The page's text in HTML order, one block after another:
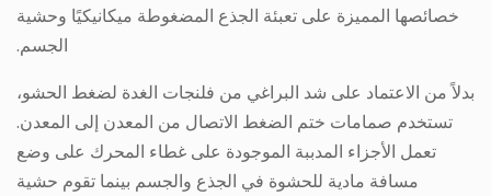
خصائصها المميزة على تعبئة الجذع المضغوطة ميكانيكيًا وحشية
الجسم.
بدلاً من الاعتماد على شد البراغي من فلنجات الغدة لضغط الحشو،
تستخدم صمامات ختم الضغط الاتصال من المعدن إلى المعدن.
تعمل الأجزاء المدببة الموجودة على غطاء المحرك على وضع
مسافة مادية للحشوة في الجذع والجسم بينما تقوم حشية